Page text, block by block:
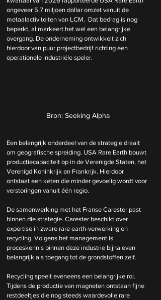
ongeveer 5,7 miljoen dollar omzet vanuit de
metaalactiviteiten van LCM.  Dat bedrag is nog
beperkt, al markeert het wel een belangrijke
overgang. De onderneming ontwikkelt zich
hierdoor van puur projectbedrijf richting een
operationele industriële speler.
Bron: Seeking Alpha
Een belangrijk onderdeel van de strategie draait
om geografische spreiding. USA Rare Earth bouwt
productiecapaciteit op in de Verenigde Staten, het
Verenigd Koninkrijk en Frankrijk. Hierdoor
ontstaat een keten die minder gevoelig wordt voor
verstoringen vanuit één regio.
De samenwerking met het Franse Carester past
binnen die strategie. Carester beschikt over
expertise in zware rare earth-verwerking en
recycling. Volgens het management is
proceskennis binnen deze industrie bijna even
belangrijk als toegang tot de grondstoffen zelf.
Recycling speelt eveneens een belangrijke rol.
Tijdens de productie van magneten ontstaan fijne
restdeeltjes die nog steeds waardevolle rare